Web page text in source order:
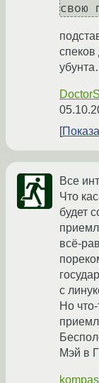
спеков
Все
Что
будет
всё-
с
Но
Мэй в
kompas